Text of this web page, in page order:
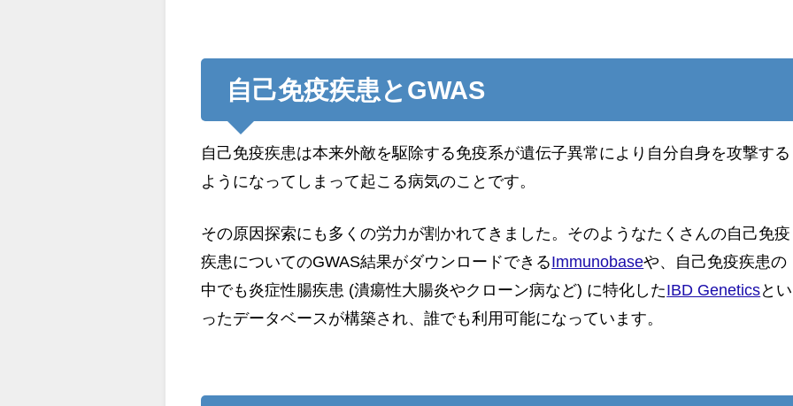
自己免疫疾患とGWAS
自己免疫疾患は本来外敵を駆除する免疫系が遺伝子異常により自分自身を攻撃する
ようになってしまって起こる病気のことです。
その原因探索にも多くの労力が割かれてきました。そのようなたくさんの自己免疫
疾患についてのGWAS結果がダウンロードできる Immunobaseや、自己免疫疾患の
中でも炎症性腸疾患 (潰瘍性大腸炎やクローン病など) に特化した IBD Geneticsとい
ったデータベースが構築され、誰でも利用可能になっています。